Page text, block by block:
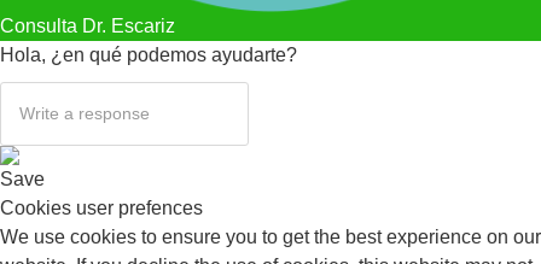
Consulta Dr. Escariz
Hola, ¿en qué podemos ayudarte?
Save
Cookies user prefences
We use cookies to ensure you to get the best experience on our